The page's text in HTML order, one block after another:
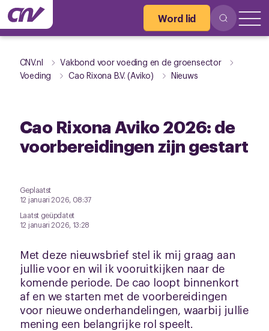
Word lid
CNV.nl
Vakbond voor voeding en de groensector
Voeding
Cao Rixona B.V. (Aviko) Nieuws
Cao Rixona Aviko 2026: de
voorbereidingen zijn gestart
Geplaatst
12 januari 2026, 08:37
Laatst geüpdatet
12 januari 2026, 13:28
Met deze nieuwsbrief stel ik mij graag aan
jullie voor en wil ik vooruitkijken naar de
komende periode. De cao loopt binnenkort
af en we starten met de voorbereidingen
voor nieuwe onderhandelingen, waarbij jullie
mening een belangrijke rol speelt.